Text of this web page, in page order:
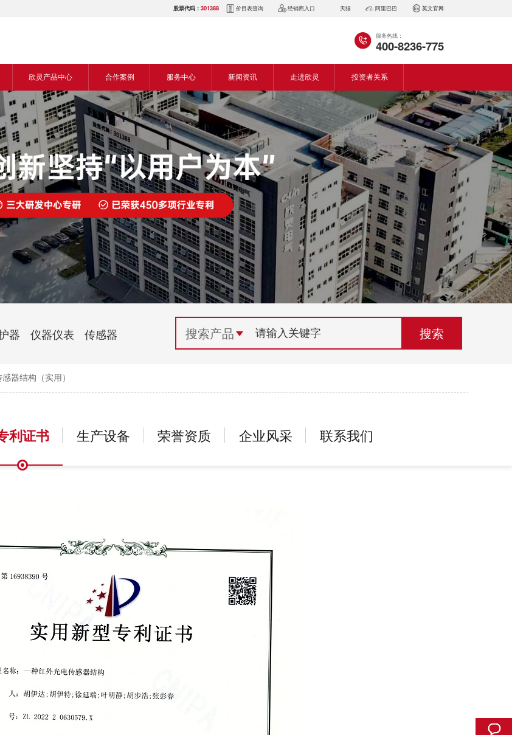
价目表查询 经销商入口 天猫 阿里巴巴 英文官网
股票代码：301388
服务热线：
400-8236-775
器
器
欣灵产品中心
继电器
传感器
电气传动与控制
仪器仪表
开关
配电控制
合作案例
食品机械行业
机床行业
塑料机械行业
建筑机械行业
包装机械行业
纺织机械行业
服务中心
营销网络
服务热线
电商平台
下载中心
视频中心
电气百科
常见问题
技术支持
新闻资讯
新闻动态
展会资讯
电气百科
常见问答
走进欣灵
企业简介
董事长致词
企业风采
专利证书
生产设备
荣誉资质
组织机构
联系欣灵
投资者关系
器 仪器仪表 传感器
器结构（实用）
利证书 生产设备 荣誉资质 企业风采 联系我们